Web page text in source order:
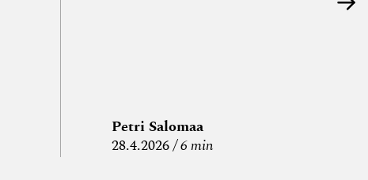
Petri Salomaa
28.4.2026 6 min